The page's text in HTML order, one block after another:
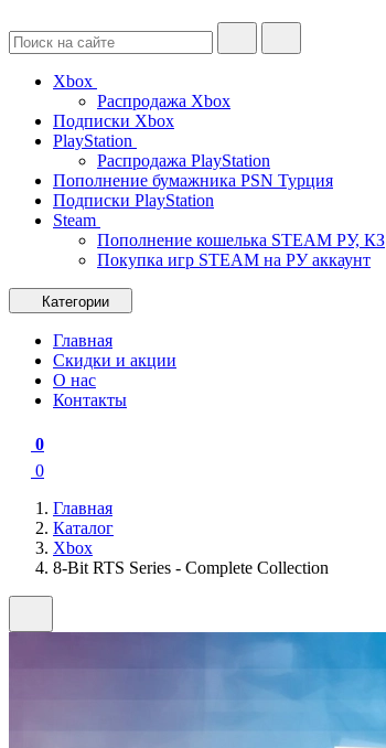
Xbox
Распродажа Xbox
Подписки Xbox
PlayStation
Распродажа PlayStation
Пополнение бумажника PSN Турция
Подписки PlayStation
Steam
Пополнение кошелька STEAM РУ, КЗ
Покупка игр STEAM на РУ аккаунт
Категории
Главная
Скидки и акции
О нас
Контакты
0
0
Главная
Каталог
Xbox
8-Bit RTS Series - Complete Collection